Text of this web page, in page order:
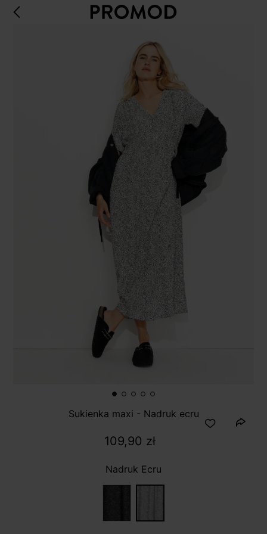
Sukienka maxi - Nadruk ecru
109,90 zł
Nadruk Ecru